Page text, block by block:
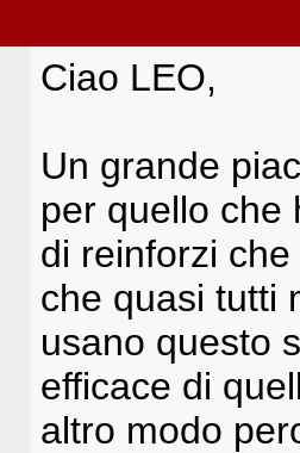
Ciao LEO,
Un grande
per quello che
di reinforzi
che quasi tutti
usano questo
efficace di
altro modo